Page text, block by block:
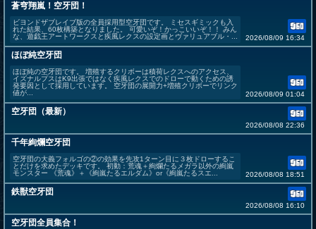
蒼穹翔嵐！空牙団！
ビヨンドザブレイブ版の全員採用型空牙団です。 ミセスギミックも入
れた結果、60枚構築となりました。 可愛いぞ！かっこいいぞ！！ みん
な、遊戯王アートワークスと疾風レクスの設定画とヴァリュアブル・...
2026/08/09 16:34
ほぼ純空牙団
ほぼ純の空牙団です。 増殖するクリボーは積荷レクスへのアクセス、
イズナルプスはK9出張ではなく疾風レクスでのドローで動くための誘
発要因として採用しています。 空牙団の展開力+増殖クリボーでリンク
値が...
2026/08/09 01:04
空牙団（最新）
2026/08/08 22:36
千年絢爛空牙団
空牙団の大義フォルゴの②の効果を先攻1ターン目に３枚ドローするこ
とだけを求めたデッキです。 初動：荒魂＋絢爛たるメガラ以外の絢嵐
モンスター 《荒魂》＋《絢嵐たるエルダム》or《絢嵐たるスエ...
2026/08/08 18:51
鉄獣空牙団
2026/08/08 16:10
空牙団全員集合！